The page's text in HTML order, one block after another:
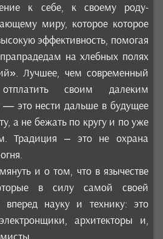
к себе, к своему роду-
миру, которое которое
эффективность, помогая
на хлебных полях
Лучшее, чем современный
своим далеким
— это нести дальше в будущее
а не бежать по кругу и по уже
Традиция – это не охрана
и о том, что в язычестве
в силу самой своей
вперед науку и технику: это
архитекторы и,